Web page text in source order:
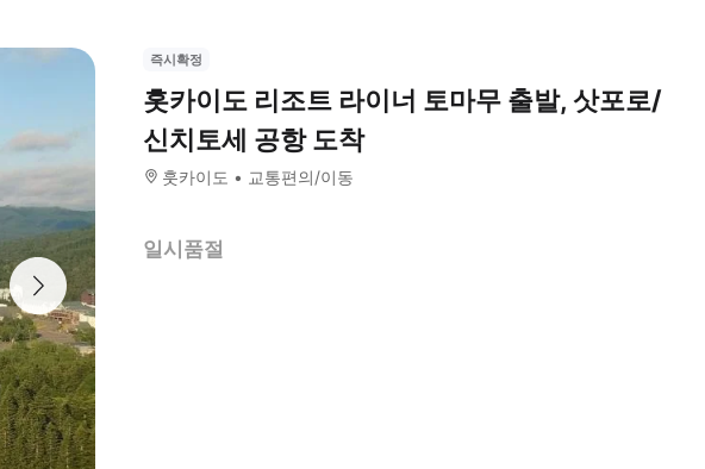
즉시확정
홋카이도 리조트 라이너 토마무 출발, 삿포로/
신치토세 공항 도착
훗카이도 교통편의/이동
일시품절